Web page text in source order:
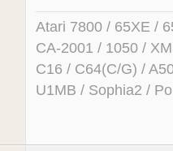
Atari 7800 / 65XE /
CA-2001 / 1050 /
C16 / C64(C/G) /
U1MB / Sophia2 /